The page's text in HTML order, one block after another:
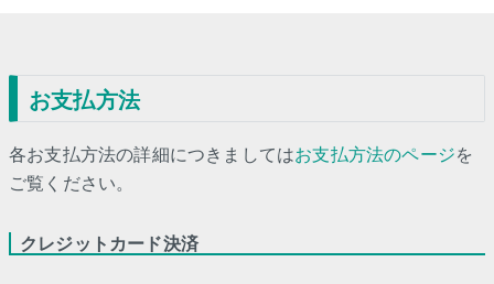
お支払方法
各お支払方法の詳細につきましてはお支払方法のページを
ご覧ください。
クレジットカード決済